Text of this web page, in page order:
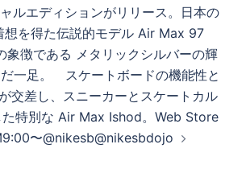
ルエディションがリリース。日本の
想を得た伝説的モデル Air Max 97
象徴である メタリックシルバーの輝
一足。 スケートボードの機能性と
交差し、スニーカーとスケートカル
た特別な Air Max Ishod。Web Store
〜@nikesb@nikesbdojo